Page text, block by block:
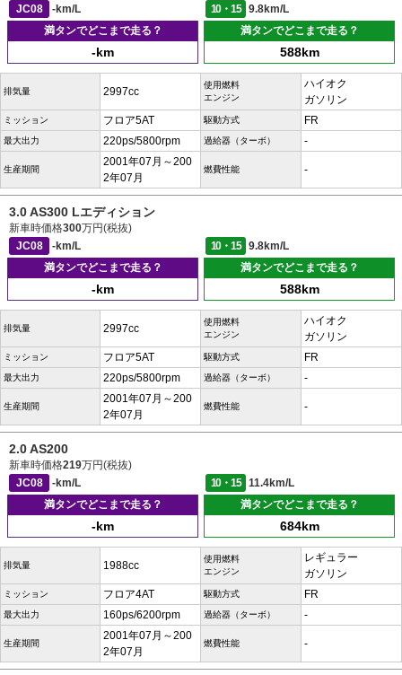
JC08
-km/L 10・15
9.8km/L
満タンでどこまで走る？
-km
満タンでどこまで走る？
588km
排気量 2997cc
使用燃料
エンジン
ハイオク
ガソリン
ミッション フロア5AT 駆動方式 FR
最大出力 220ps/5800rpm 過給器（ターボ） -
生産期間
2001年07月～200
2年07月
燃費性能 -
3.0 AS300 Lエディション
新車時価格300万円(税抜)
JC08
-km/L 10・15
9.8km/L
満タンでどこまで走る？
-km
満タンでどこまで走る？
588km
排気量 2997cc
使用燃料
エンジン
ハイオク
ガソリン
ミッション フロア5AT 駆動方式 FR
最大出力 220ps/5800rpm 過給器（ターボ） -
生産期間
2001年07月～200
2年07月
燃費性能 -
2.0 AS200
新車時価格219万円(税抜)
JC08
-km/L 10・15
11.4km/L
満タンでどこまで走る？
-km
満タンでどこまで走る？
684km
排気量 1988cc
使用燃料
エンジン
レギュラー
ガソリン
ミッション フロア4AT 駆動方式 FR
最大出力 160ps/6200rpm 過給器（ターボ） -
生産期間
2001年07月～200
2年07月
燃費性能 -